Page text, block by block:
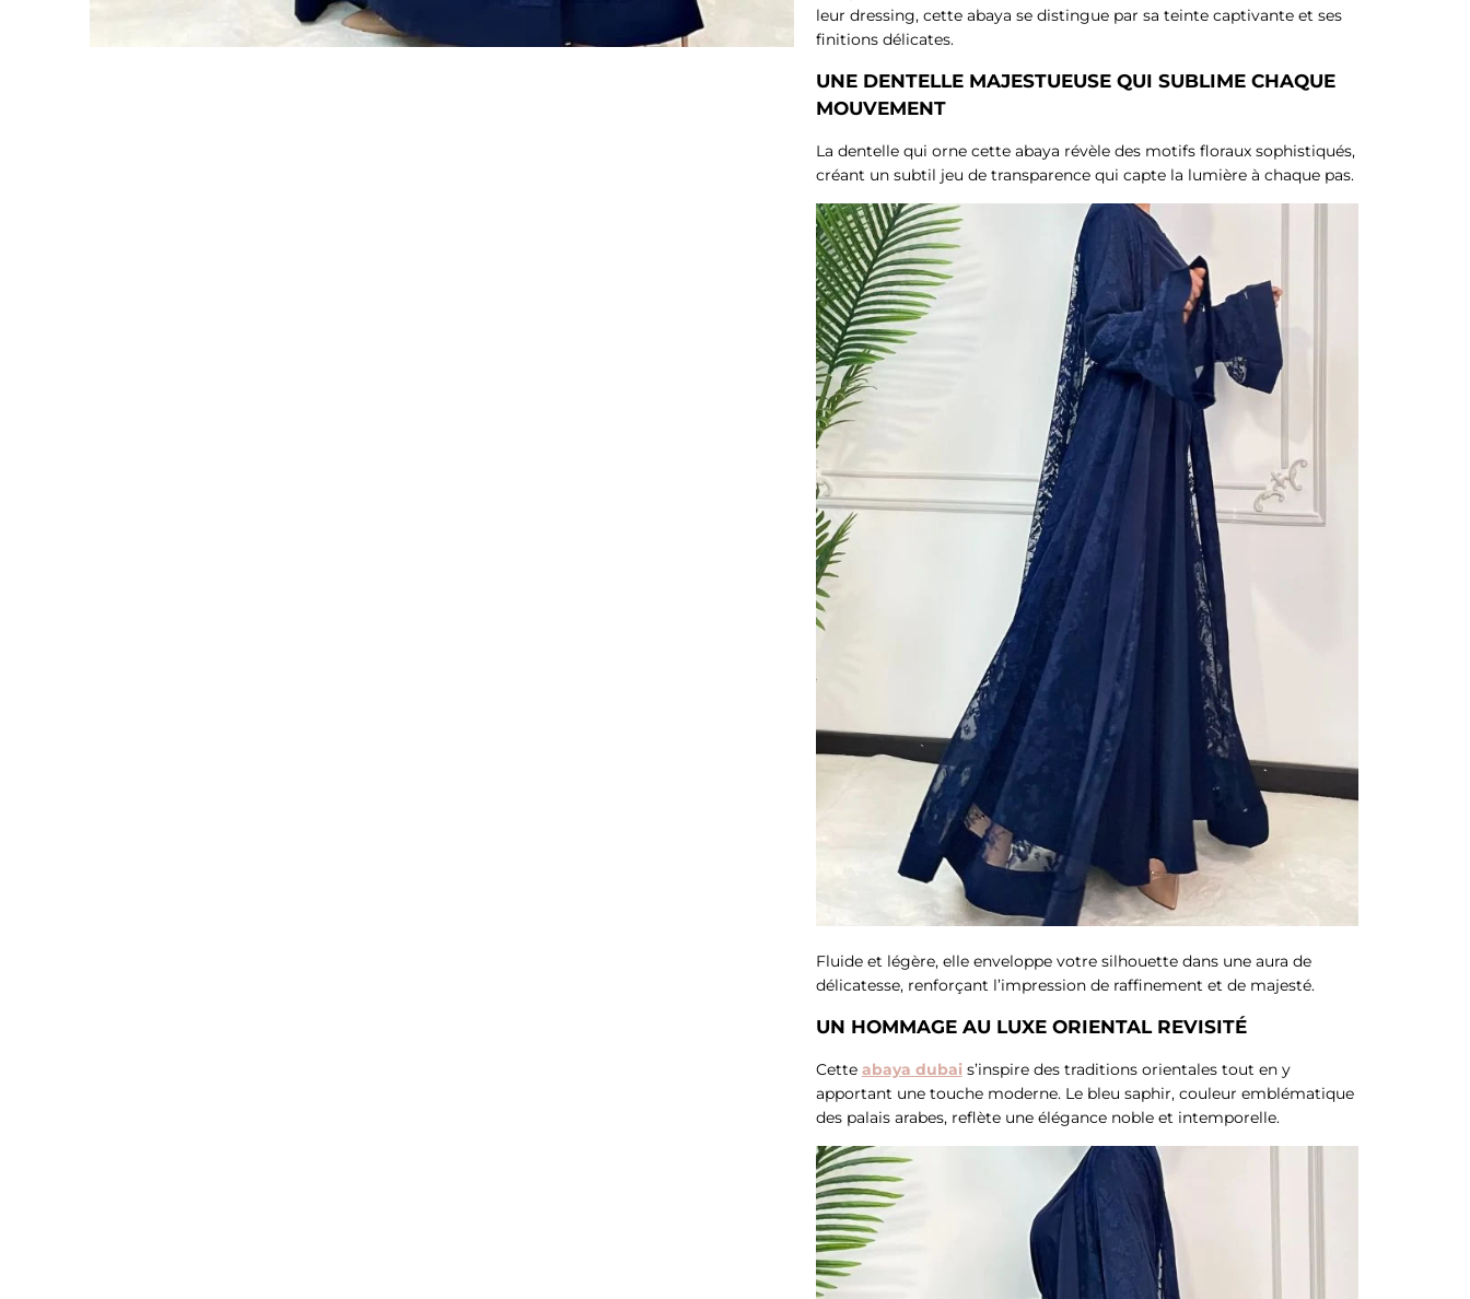
leur dressing, cette abaya se distingue par sa teinte captivante et ses
finitions délicates.
UNE DENTELLE MAJESTUEUSE QUI SUBLIME CHAQUE
MOUVEMENT
La dentelle qui orne cette abaya révèle des motifs floraux sophistiqués,
créant un subtil jeu de transparence qui capte la lumière à chaque pas.
Fluide et légère, elle enveloppe votre silhouette dans une aura de
délicatesse, renforçant l’impression de raffinement et de majesté.
UN HOMMAGE AU LUXE ORIENTAL REVISITÉ
Cette abaya dubais’inspire des traditions orientales tout en y
apportant une touche moderne. Le bleu saphir, couleur emblématique
des palais arabes, reflète une élégance noble et intemporelle.